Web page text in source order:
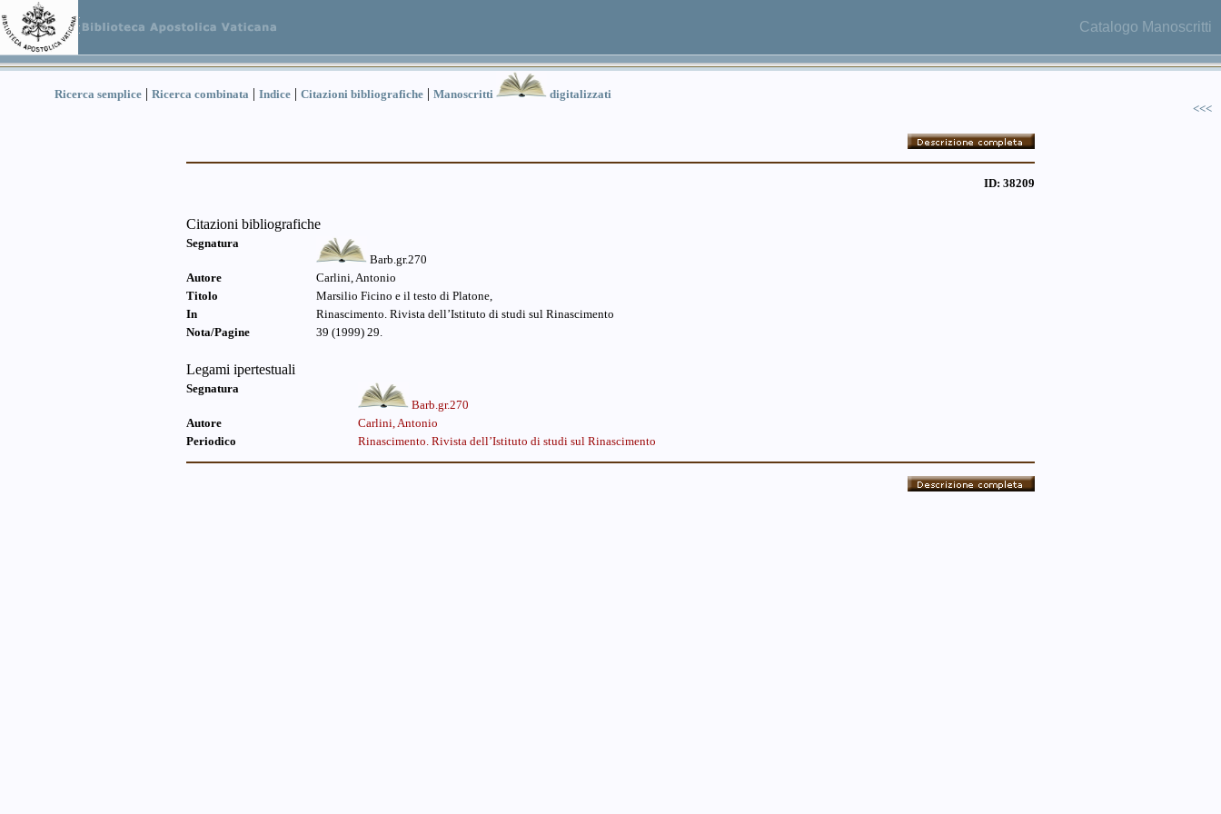
Catalogo Manoscritti
Ricerca semplice | Ricerca combinata | Indice | Citazioni bibliografiche | Manoscritti
digitalizzati
<<<
ID: 38209
Citazioni bibliografiche
Segnatura
Barb.gr.270
Autore
Carlini, Antonio
Titolo
Marsilio Ficino e il testo di Platone,
In
Rinascimento. Rivista dell’Istituto di studi sul Rinascimento
Nota/Pagine
39 (1999) 29.
Legami ipertestuali
Segnatura
Barb.gr.270
Autore
Carlini, Antonio
Periodico
Rinascimento. Rivista dell’Istituto di studi sul Rinascimento